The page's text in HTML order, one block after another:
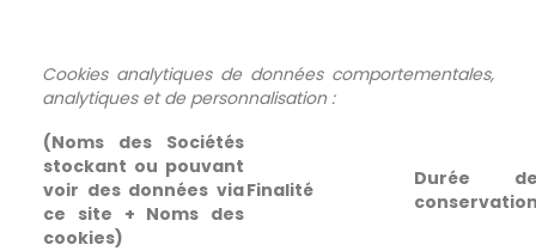
Cookies analytiques de données comportementales,
analytiques et de personnalisation :
(Noms des Sociétés
stockant ou pouvant
voir des données via
ce site + Noms des
cookies)
Finalité
Durée